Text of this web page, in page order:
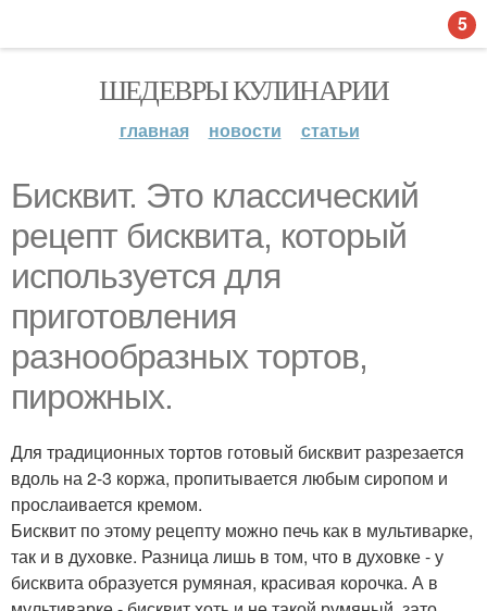
ШЕДЕВРЫ КУЛИНАРИИ
главная новости статьи
Бисквит. Это классический
рецепт бисквита, который
используется для
приготовления
разнообразных тортов,
пирожных.
Для традиционных тортов готовый бисквит разрезается
вдоль на 2-3 коржа, пропитывается любым сиропом и
прослаивается кремом.
Бисквит по этому рецепту можно печь как в мультиварке,
так и в духовке. Разница лишь в том, что в духовке - у
бисквита образуется румяная, красивая корочка. А в
5